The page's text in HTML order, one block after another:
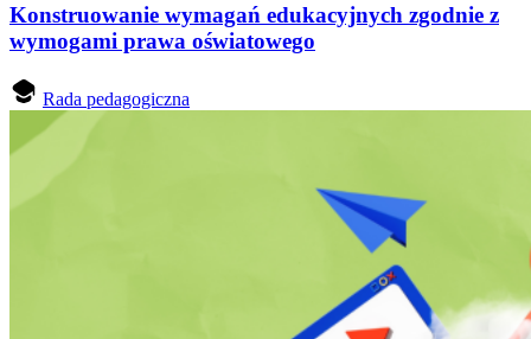
Konstruowanie wymagań edukacyjnych zgodnie z
wymogami prawa oświatowego
Rada pedagogiczna